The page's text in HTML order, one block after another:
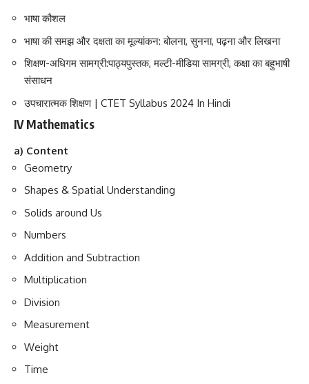
भाषा कौशल
भाषा की समझ और दक्षता का मूल्यांकन: बोलना, सुनना, पढ़ना और लिखना
शिक्षण-अधिगम सामग्री:पाठ्यपुस्तक, मल्टी-मीडिया सामग्री, कक्षा का बहुभाषी
संसाधन
उपचारात्मक शिक्षण | CTET Syllabus 2024 In Hindi
IV Mathematics
a) Content
Geometry
Shapes & Spatial Understanding
Solids around Us
Numbers
Addition and Subtraction
Multiplication
Division
Measurement
Weight
Time